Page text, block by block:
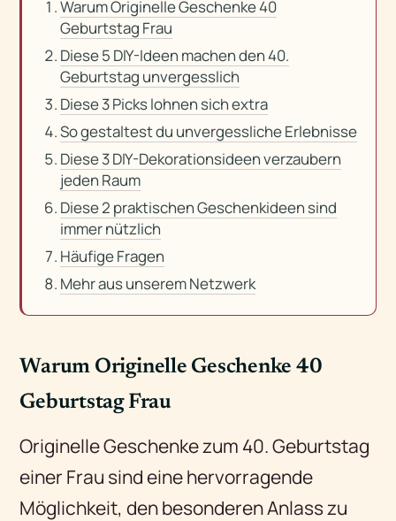
Warum Originelle Geschenke 40
Geburtstag Frau
Diese 5 DIY-Ideen machen den 40.
Geburtstag unvergesslich
Diese 3 Picks lohnen sich extra
So gestaltest du unvergessliche Erlebnisse
Diese 3 DIY-Dekorationsideen verzaubern
jeden Raum
Diese 2 praktischen Geschenkideen sind
immer nützlich
Häufige Fragen
Mehr aus unserem Netzwerk
Warum Originelle Geschenke 40
Geburtstag Frau
Originelle Geschenke zum 40. Geburtstag
einer Frau sind eine hervorragende
Möglichkeit, den besonderen Anlass zu